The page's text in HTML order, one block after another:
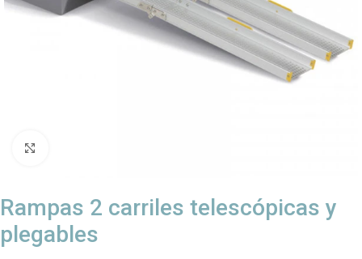
Rampas 2 carriles telescópicas y
plegables